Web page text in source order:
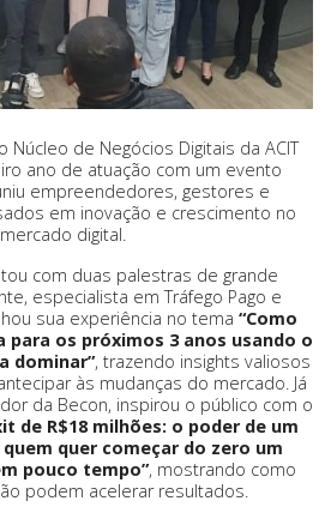
Núcleo de Negócios Digitais da ACIT
ano de atuação com um evento
empreendedores, gestores e
em inovação e crescimento no
mercado digital.
com duas palestras de grande
especialista em Tráfego Pago e
sua experiência no tema “Como
para os próximos 3 anos usando o
dominar”, trazendo insights valiosos
às mudanças do mercado. Já
da Becon, inspirou o público com o
de R$18 milhões: o poder de um
quer começar do zero um
pouco tempo”, mostrando como
podem acelerar resultados.